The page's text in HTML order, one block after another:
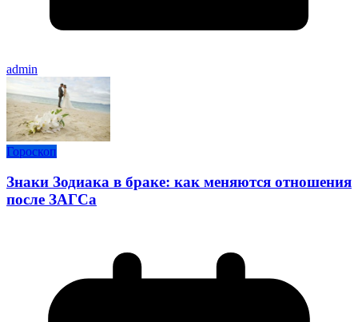
admin
Гороскоп
Знаки Зодиака в браке: как меняются отношения
после ЗАГСа